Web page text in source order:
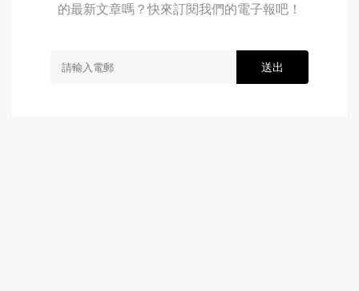
的最新文章嗎？快來訂閱我們的電子報吧！
送出